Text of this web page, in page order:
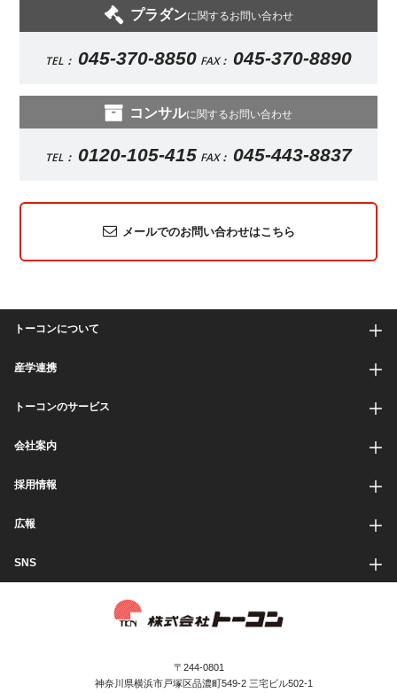
プラダンに関するお問い合わせ
TEL： 045-370-8850 FAX： 045-370-8890
コンサルに関するお問い合わせ
TEL： 0120-105-415 FAX： 045-443-8837
メールでのお問い合わせはこちら
トーコンについて
産学連携
トーコンのサービス
会社案内
採用情報
広報
SNS
〒244-0801
神奈川県横浜市戸塚区品濃町549-2 三宅ビル502-1